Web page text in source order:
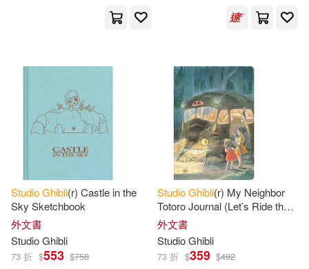
StudioGhibli(r) Castle in the
Sky Sketchbook
外文書
StudioGhibli
73 折 $553 $758
StudioGhibli(r) My Neighbor
Totoro Journal (Let’s Ride the
Cat Bus)
外文書
StudioGhibli
73 折 $359 $492